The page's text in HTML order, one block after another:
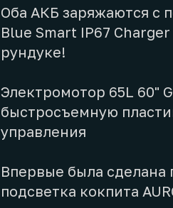
Оба АКБ заряжаются с
Blue Smart IP67
рундуке!
Электромотор 65L 60"
быстросъемную
управления
Впервые была сделана
подсветка кокпита